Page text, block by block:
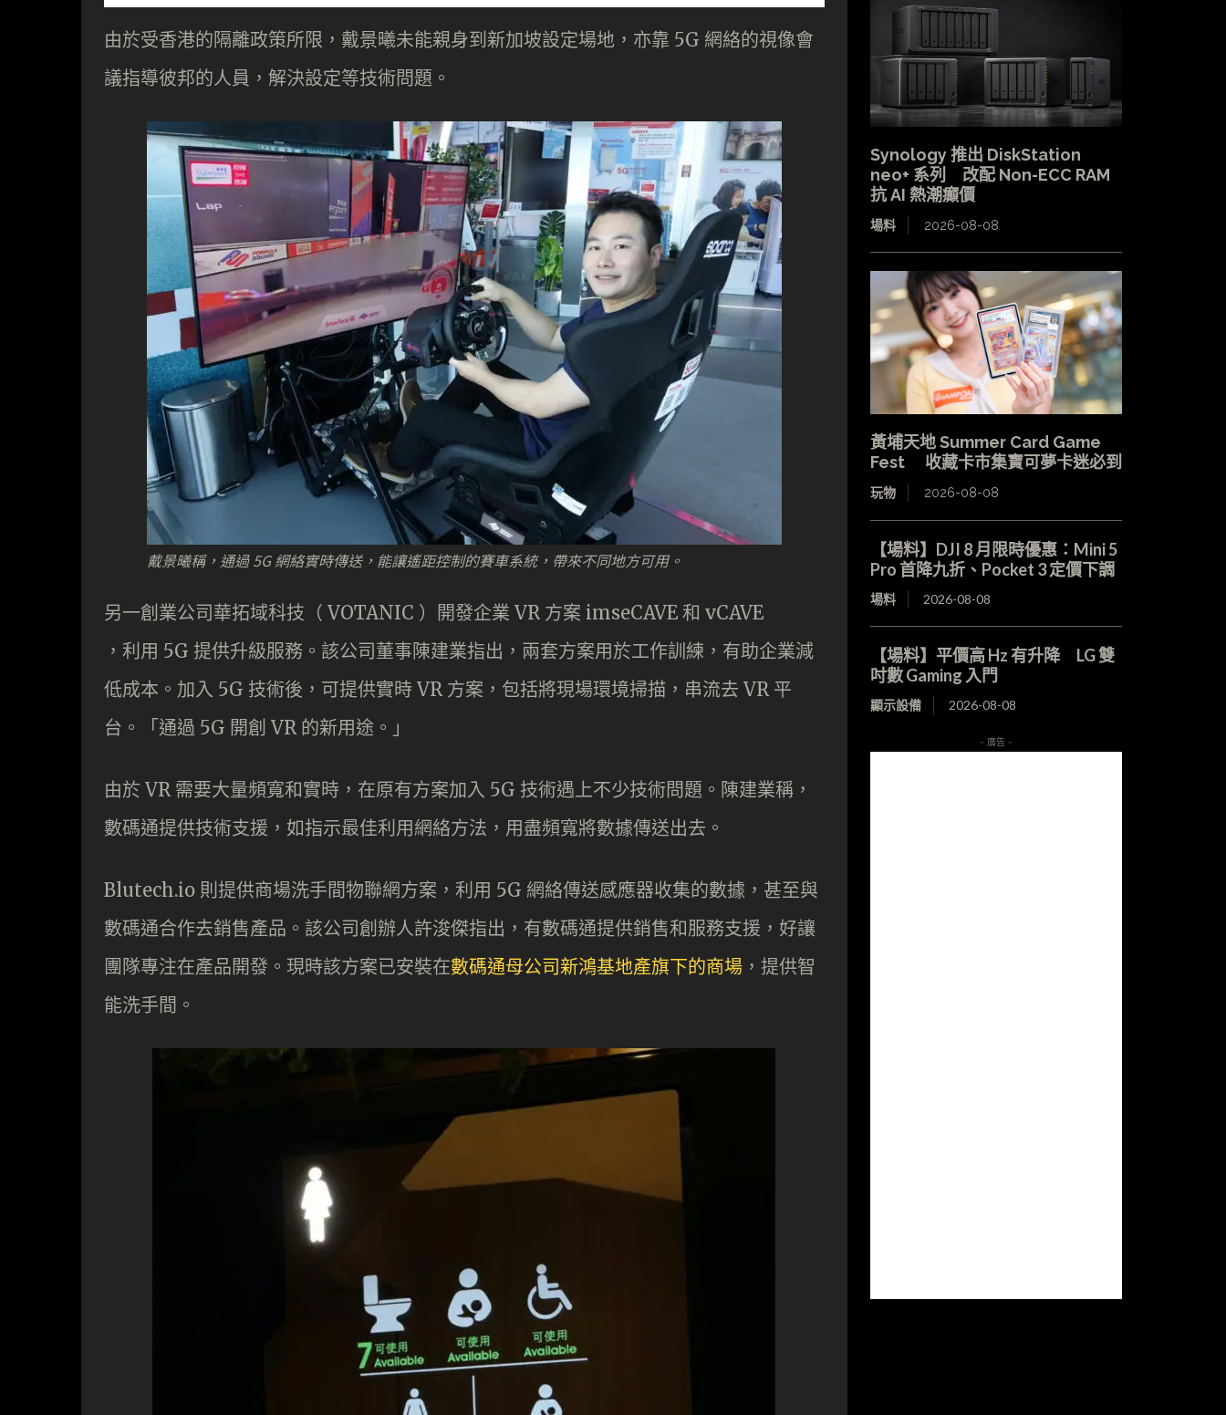
由於受香港的隔離政策所限，戴景曦未能親身到新加坡設定場地，亦靠 5G 網絡的視像會
議指導彼邦的人員，解決設定等技術問題。
戴景曦稱，通過 5G 網絡實時傳送，能讓遙距控制的賽車系統，帶來不同地方可用。
另一創業公司華拓域科技（ VOTANIC ）開發企業 VR 方案 imseCAVE 和 vCAVE
，利用 5G 提供升級服務。該公司董事陳建業指出，兩套方案用於工作訓練，有助企業減
低成本。加入 5G 技術後，可提供實時 VR 方案，包括將現場環境掃描，串流去 VR 平
台。「通過 5G 開創 VR 的新用途。」
由於 VR 需要大量頻寬和實時，在原有方案加入 5G 技術遇上不少技術問題。陳建業稱，
數碼通提供技術支援，如指示最佳利用網絡方法，用盡頻寬將數據傳送出去。
Blutech.io 則提供商場洗手間物聯網方案，利用 5G 網絡傳送感應器收集的數據，甚至與
數碼通合作去銷售產品。該公司創辦人許浚傑指出，有數碼通提供銷售和服務支援，好讓
團隊專注在產品開發。現時該方案已安裝在數碼通母公司新鴻基地產旗下的商場 ，提供智
能洗手間。
Synology 推出 DiskStation
neo+ 系列 改配 Non-ECC RAM
抗 AI 熱潮癲價
場料 2026-08-08
黃埔天地 Summer Card Game
Fest 收藏卡市集寶可夢卡迷必到
玩物 2026-08-08
【場料】DJI 8 月限時優惠：Mini 5
Pro 首降九折、Pocket 3 定價下調
場料 2026-08-08
【場料】平價高 Hz 有升降 LG 雙
吋數 Gaming 入門
顯示設備 2026-08-08
- 廣告 -